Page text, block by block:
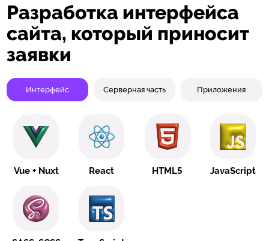
Разработка интерфейса
сайта, который приносит
заявки
Интерфейс Серверная часть Приложения
Vue + Nuxt React HTML5 JavaScript